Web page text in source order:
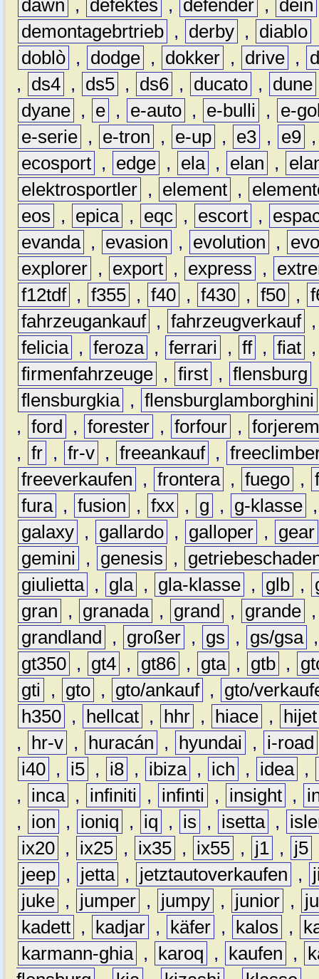
dawn , defektes , defender , dein
demontagebrtrieb , derby , diablo
doblò , dodge , dokker , drive ,
,
ds4 , ds5 , ds6 , ducato , dune
dyane , e , e-auto , e-bulli ,
e-
e-serie , e-tron , e-up , e3 , e9
ecosport , edge , ela , elan ,
elektrosportler , element ,
eos
, epica , eqc , escort ,
evanda , evasion , evolution ,
explorer , export , express ,
f12tdf , f355 , f40 , f430 , f50 ,
fahrzeugankauf , fahrzeugverkauf
felicia , feroza , ferrari , ff , fiat
firmenfahrzeuge , first , flensburg
flensburgkia , flensburglamborghini
, ford , forester , forfour ,
, fr , fr-v , freeankauf ,
freeverkaufen
, frontera , fuego ,
fura , fusion , fxx , g , g-klasse
galaxy , gallardo , galloper ,
gear
gemini
, genesis ,
giulietta , gla , gla-klasse , glb ,
gran
, granada , grand , grande
grandland
, großer , gs , gs/gsa
gt350 , gt4 , gt86 , gta , gtb ,
gti
, gto , gto/ankauf ,
gto/
h350 , hellcat , hhr , hiace ,
hijet
,
hr-v , huracán , hyundai ,
i-road
i40 , i5 , i8 , ibiza , ich , idea ,
,
inca , infiniti , infinti , insight ,
,
ion , ioniq , iq , is , isetta ,
ix20 , ix25 , ix35 , ix55 , j1 , j5
jeep , jetta , jetztautoverkaufen ,
juke , jumper , jumpy , junior ,
kadett , kadjar , käfer , kalos ,
karmann-ghia , karoq , kaufen ,